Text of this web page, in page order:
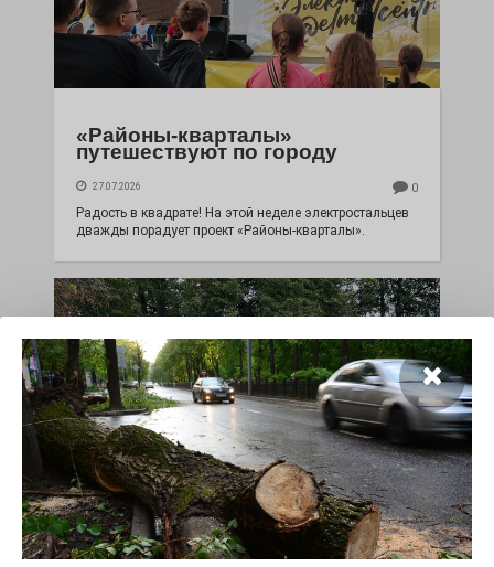
«Районы-кварталы»
путешествуют по городу
27.07.2026 0
Радость в квадрате! На этой неделе электростальцев
дважды порадует проект «Районы-кварталы».
100 футов под килем!
26.07.2026 0